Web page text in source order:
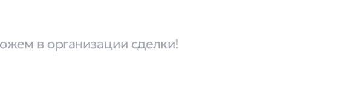
в организации сделки!